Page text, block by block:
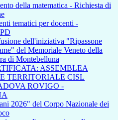
della matematica - Richiesta di
tematici per docenti -
dell'iniziativa "Ripassone
del Memoriale Veneto della
di Montebelluna
ASSEMBLEA
TERRITORIALE CISL
ROVIGO -
2026" del Corpo Nazionale dei